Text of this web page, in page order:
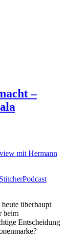
–
mit Hermann
StitcherPodcast
überhaupt
beim
Entscheidung